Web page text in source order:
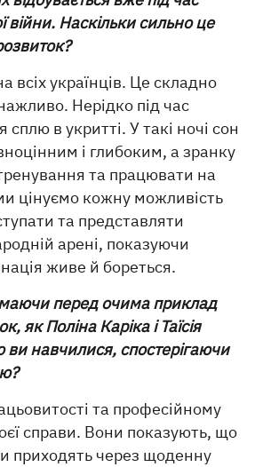
війни. Наскільки сильно це
всіх українців. Це складно
Нерідко під час
сплю в укритті. У такі ночі сон
і глибоким, а зранку
та працювати на
цінуємо кожну можливість
та представляти
арені, показуючи
живе й бореться.
перед очима приклад
як Поліна Каріка і Таїсія
ви навчилися, спостерігаючи
та професійному
справи. Вони показують, що
приходять через щоденну